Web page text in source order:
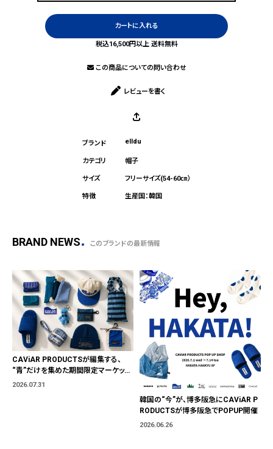
カートに入れる
税込16,500円以上 送料無料
この商品についての問い合わせ
レビューを書く
elldu
帽子
フリーサイズ(54-60㎝）
生産国：韓国
BRAND NEWS このブランドの最新情報
CAViAR PRODUCTSが編集する、
“青”だけを集めた期間限定マーケット
「BLUE MARKET」が横浜に。ブランド
2026.07.31
韓国の“今”が、博多阪急にCAViAR P
RODUCTSが博多阪急でPOPUP開催
2026.06.26